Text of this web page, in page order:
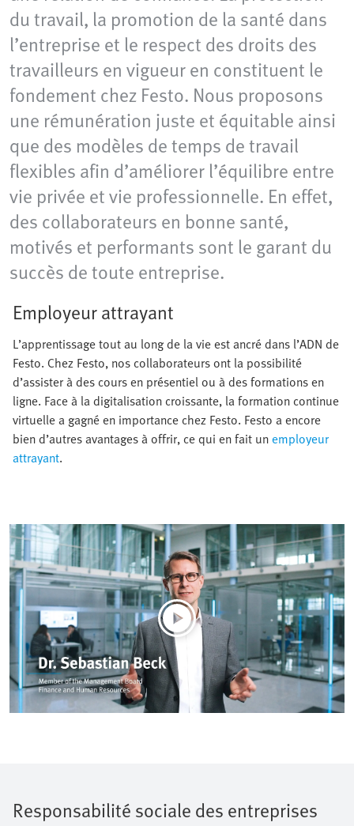
du travail, la promotion de la santé dans
l’entreprise et le respect des droits des
travailleurs en vigueur en constituent le
fondement chez Festo. Nous proposons
une rémunération juste et équitable ainsi
que des modèles de temps de travail
flexibles afin d’améliorer l’équilibre entre
vie privée et vie professionnelle. En effet,
des collaborateurs en bonne santé,
motivés et performants sont le garant du
succès de toute entreprise.
Employeur attrayant
L’apprentissage tout au long de la vie est ancré dans l’ADN de
Festo. Chez Festo, nos collaborateurs ont la possibilité
d’assister à des cours en présentiel ou à des formations en
ligne. Face à la digitalisation croissante, la formation continue
virtuelle a gagné en importance chez Festo. Festo a encore
bien d’autres avantages à offrir, ce qui en fait unemployeur
attrayant.
Responsabilité sociale des entreprises